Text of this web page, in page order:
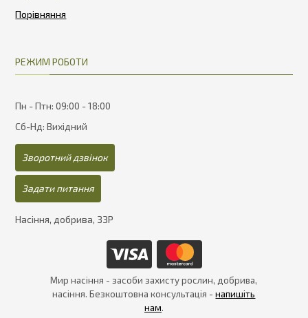
РЕЖИМ РОБОТИ
Пн - Птн: 09:00 - 18:00
Сб-Нд: Вихідний
Зворотний дзвінок
Задати питання
Насіння, добрива, ЗЗР
Мир насіння - засоби захисту рослин, добрива,
насіння. Безкоштовна консультація -напишіть
нам.